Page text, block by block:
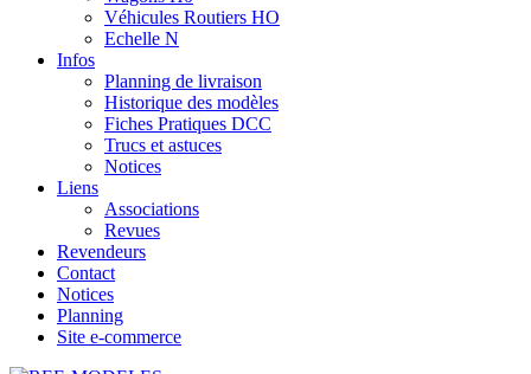
Véhicules Routiers HO
Echelle N
Infos
Planning de livraison
Historique des modèles
Fiches Pratiques DCC
Trucs et astuces
Notices
Liens
Associations
Revues
Revendeurs
Contact
Notices
Planning
Site e-commerce